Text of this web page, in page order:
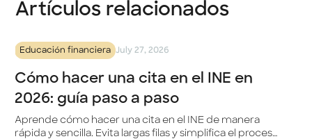
Artículos relacionados
Educación financiera July 27, 2026
Cómo hacer una cita en el INE en
2026: guía paso a paso
Aprende cómo hacer una cita en el INE de manera
rápida y sencilla. Evita largas filas y simplifica el proceso